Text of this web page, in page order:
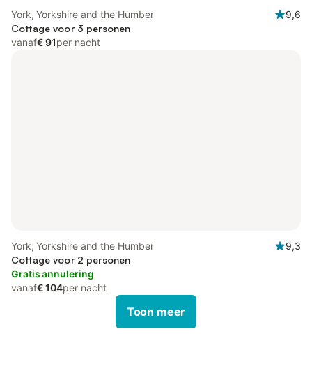
York, Yorkshire and the Humber
9,6
Cottage voor 3 personen
vanaf€ 91per nacht
York, Yorkshire and the Humber
9,3
Cottage voor 2 personen
Gratis annulering
vanaf€ 104per nacht
Toon meer